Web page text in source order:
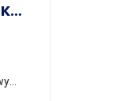
Shandong Bofeng Na Liście Kandydatów Do Przetargu „Górniczy Wentylator Osiowy (VII)” Grupy Shandong Gold W Regionie Yantai